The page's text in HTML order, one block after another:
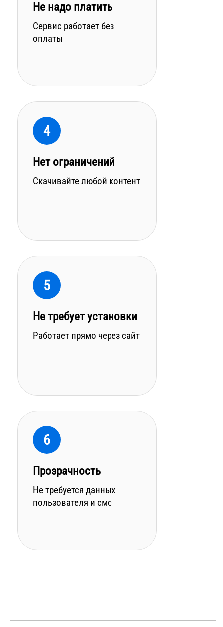
Не надо платить
Сервис работает без
оплаты
4
Нет ограничений
Скачивайте любой контент
5
Не требует установки
Работает прямо через сайт
6
Прозрачность
Не требуется данных
пользователя и смс